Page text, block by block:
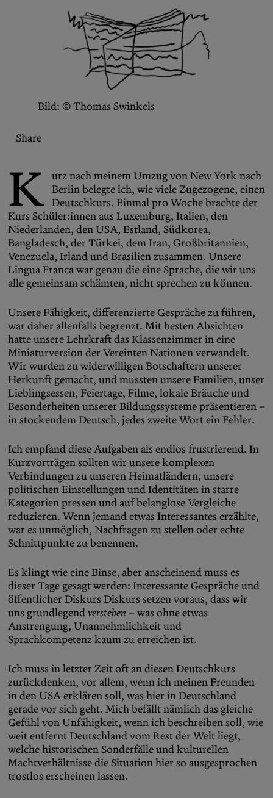
Bereichern Sie Ihren Social-Media-
Feed mit Inhalten von the Diasporist.
X (Twitter)undInstagram,
Bild: © Thomas Swinkels
Share
K urz nach meinem Umzug von New York nach
Berlin belegte ich, wie viele Zugezogene, einen
Deutschkurs. Einmal pro Woche brachte der
Kurs Schüler:innen aus Luxemburg, Italien, den
Niederlanden, den USA, Estland, Südkorea,
Bangladesch, der Türkei, dem Iran, Großbritannien,
Venezuela, Irland und Brasilien zusammen. Unsere
Lingua Franca war genau die eine Sprache, die wir uns
alle gemeinsam schämten, nicht sprechen zu können.
Unsere Fähigkeit, differenzierte Gespräche zu führen,
war daher allenfalls begrenzt. Mit besten Absichten
hatte unsere Lehrkraft das Klassenzimmer in eine
Miniaturversion der Vereinten Nationen verwandelt.
Wir wurden zu widerwilligen Botschaftern unserer
Herkunft gemacht, und mussten unsere Familien, unser
Lieblingsessen, Feiertage, Filme, lokale Bräuche und
Besonderheiten unserer Bildungssysteme präsentieren –
in stockendem Deutsch, jedes zweite Wort ein Fehler.
Ich empfand diese Aufgaben als endlos frustrierend. In
Kurzvorträgen sollten wir unsere komplexen
Verbindungen zu unseren Heimatländern, unsere
politischen Einstellungen und Identitäten in starre
Kategorien pressen und auf belanglose Vergleiche
reduzieren. Wenn jemand etwas Interessantes erzählte,
war es unmöglich, Nachfragen zu stellen oder echte
Schnittpunkte zu benennen.
Es klingt wie eine Binse, aber anscheinend muss es
dieser Tage gesagt werden: Interessante Gespräche und
öffentlicher Diskurs Diskurs setzen voraus, dass wir
uns grundlegendverstehen – was ohne etwas
Anstrengung, Unannehmlichkeit und
Sprachkompetenz kaum zu erreichen ist.
Ich muss in letzter Zeit oft an diesen Deutschkurs
zurückdenken, vor allem, wenn ich meinen Freunden
in den USA erklären soll, was hier in Deutschland
gerade vor sich geht. Mich befällt nämlich das gleiche
Gefühl von Unfähigkeit, wenn ich beschreiben soll, wie
weit entfernt Deutschland vom Rest der Welt liegt,
welche historischen Sonderfälle und kulturellen
Machtverhältnisse die Situation hier so ausgesprochen
trostlos erscheinen lassen.